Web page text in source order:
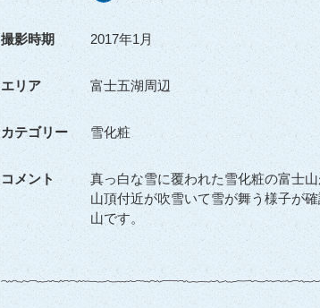
撮影時期 2017年1月
エリア 富士五湖周辺
カテゴリー 雪化粧
コメント
真っ白な雪に覆われた雪化粧の富士
山頂付近が吹雪いて雪が舞う様子が
山です。